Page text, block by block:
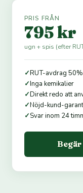
PRIS FRÅN
795 kr
ugn + spis (efter
✓RUT-avdrag
✓Inga kemikalier
✓Direkt redo att
✓Nöjd-kund-
✓Svar inom 24